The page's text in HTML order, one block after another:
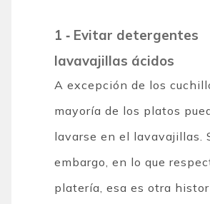
1 ‐ Evitar detergentes
lavavajillas ácidos
A excepción de los
mayoría de los platos
lavarse en el lavavajillas.
embargo, en lo que
platería, esa es otra